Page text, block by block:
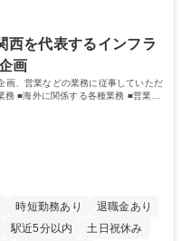
安心して成長できます。 募
◆年休120日◆残業少なめ◆
貢献度をダイレクトに実感で
、ワークライフバランスを保
幅広い経験を活かし、長期的な
挑戦を全力で応援します。 学
校 高校 語学力： 資格：日商
3級
西を代表するインフラ
画
画、営業などの業務に従事していただ
■海外に関係する各種業務 ■営業部
時短勤務あり
退職金あり
駅近5分以内
土日祝休み